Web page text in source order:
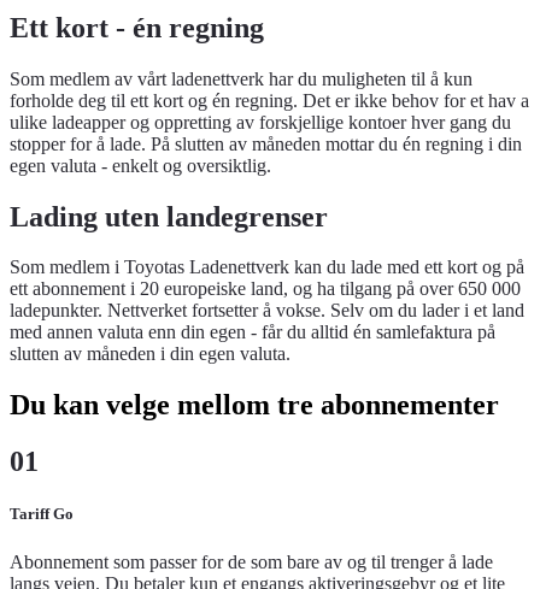
Ett kort - én regning
Som medlem av vårt ladenettverk har du muligheten til å kun
forholde deg til ett kort og én regning. Det er ikke behov for et hav a
ulike ladeapper og oppretting av forskjellige kontoer hver gang du
stopper for å lade. På slutten av måneden mottar du én regning i din
egen valuta - enkelt og oversiktlig.
Lading uten landegrenser
Som medlem i Toyotas Ladenettverk kan du lade med ett kort og på
ett abonnement i 20 europeiske land, og ha tilgang på over 650 000
ladepunkter. Nettverket fortsetter å vokse. Selv om du lader i et land
med annen valuta enn din egen - får du alltid én samlefaktura på
slutten av måneden i din egen valuta.
Du kan velge mellom tre abonnementer
01
Tariff Go
Abonnement som passer for de som bare av og til trenger å lade
langs veien. Du betaler kun et engangs aktiveringsgebyr og et lite